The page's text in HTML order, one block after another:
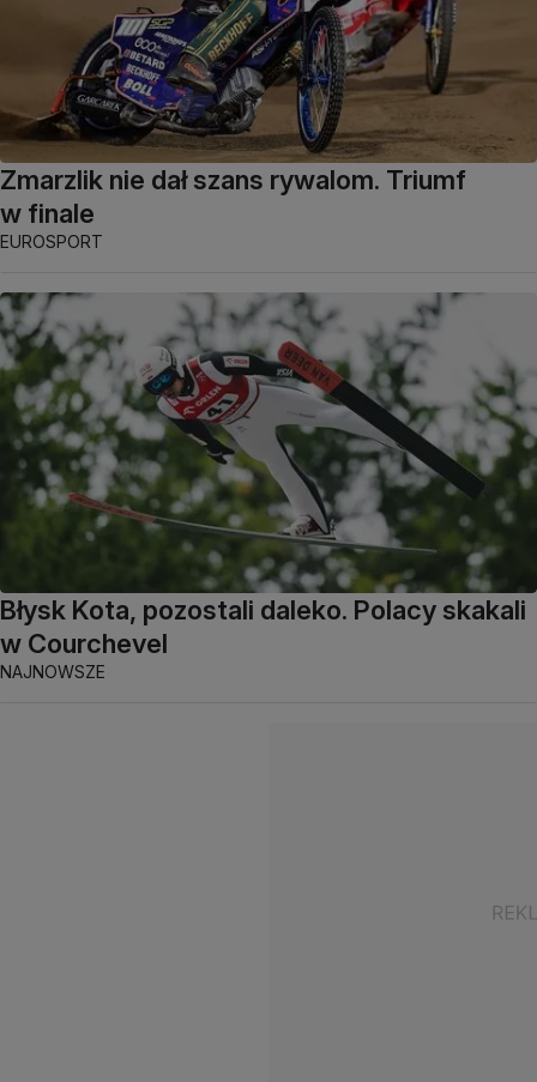
Zmarzlik nie dał szans rywalom. Triumf
w finale
EUROSPORT
Błysk Kota, pozostali daleko. Polacy skakali
w Courchevel
NAJNOWSZE